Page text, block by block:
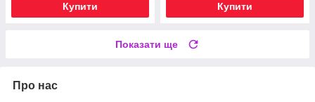
Купити Купити
Показати ще
Про нас